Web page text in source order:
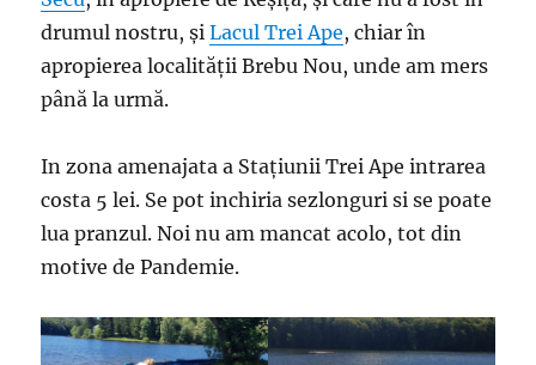
drumul nostru, șiLacul Trei Ape, chiar în
apropierea localității Brebu Nou, unde am mers
până la urmă.
In zona amenajata a Stațiunii Trei Ape intrarea
costa 5 lei. Se pot inchiria sezlonguri si se poate
lua pranzul. Noi nu am mancat acolo, tot din
motive de Pandemie.